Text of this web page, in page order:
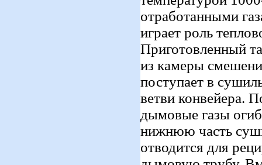
отработанными
играет роль
Приготовленный
из камеры
поступает в
ветви конвейера.
дымовые газы
нижнюю часть
отводится для